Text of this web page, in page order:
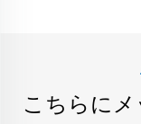
こちらに